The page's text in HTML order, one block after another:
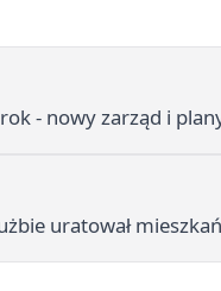
- nowy zarząd i
uratował